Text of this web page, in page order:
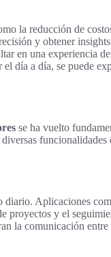
la reducción de
y obtener
en una experiencia
el día a día, se puede
se ha vuelto
diario. Aplicaciones
proyectos y el
la comunicación